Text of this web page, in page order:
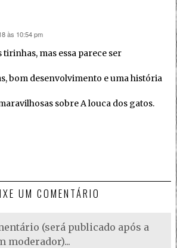
às 10:54 pm
tirinhas, mas essa parece ser
bom desenvolvimento e uma história
sobre A louca dos gatos.
UM COMENTÁRIO